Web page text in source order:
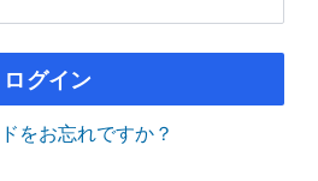
ログイン
をお忘れですか？